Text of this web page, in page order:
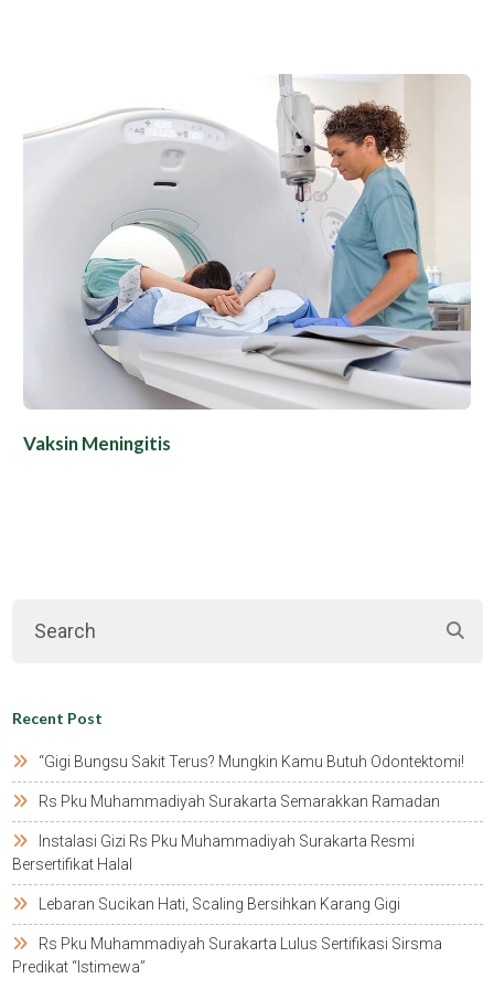
Vaksin Meningitis
Recent Post
“gigi Bungsu Sakit Terus? Mungkin Kamu Butuh Odontektomi!
Rs Pku Muhammadiyah Surakarta Semarakkan Ramadan
Instalasi Gizi Rs Pku Muhammadiyah Surakarta Resmi
Bersertifikat Halal
Lebaran Sucikan Hati, Scaling Bersihkan Karang Gigi
Rs Pku Muhammadiyah Surakarta Lulus Sertifikasi Sirsma
Predikat “istimewa”